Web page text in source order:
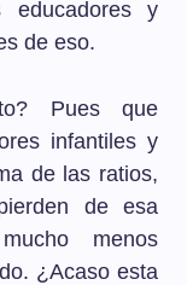
y
de eso.
Pues que
infantiles y
de las ratios,
de esa
menos
¿Acaso esta